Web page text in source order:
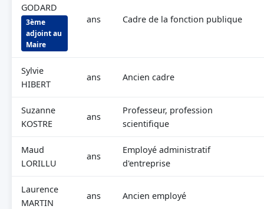
GODARD
3ème
adjoint au
Maire
ans Cadre de la fonction publique
Sylvie
HIBERT
ans Ancien cadre
Suzanne
KOSTRE
ans
Professeur, profession
scientifique
Maud
LORILLU
ans
Employé administratif
d'entreprise
Laurence
MARTIN
ans Ancien employé